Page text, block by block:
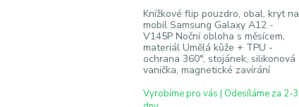
Knížkové flip pouzdro, obal, kryt na
mobil Samsung Galaxy A12 -
V145P Noční obloha s měsícem,
materiál Umělá kůže + TPU -
ochrana 360°, stojánek, silikonová
vanička, magnetické zavírání
Vyrobíme pro vás | Odesíláme za 2-3